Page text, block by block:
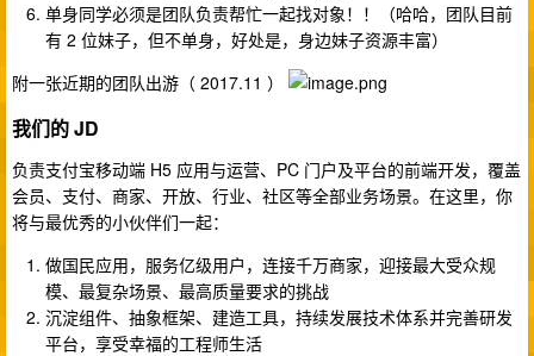
单身同学必须是团队负责帮忙一起找对象！！（哈哈，团队目前
有 2 位妹子，但不单身，好处是，身边妹子资源丰富）
附一张近期的团队出游（ 2017.11 ）
我们的 JD
负责支付宝移动端 H5 应用与运营、PC 门户及平台的前端开发，覆盖
会员、支付、商家、开放、行业、社区等全部业务场景。在这里，你
将与最优秀的小伙伴们一起：
做国民应用，服务亿级用户，连接千万商家，迎接最大受众规
模、最复杂场景、最高质量要求的挑战
沉淀组件、抽象框架、建造工具，持续发展技术体系并完善研发
平台，享受幸福的工程师生活